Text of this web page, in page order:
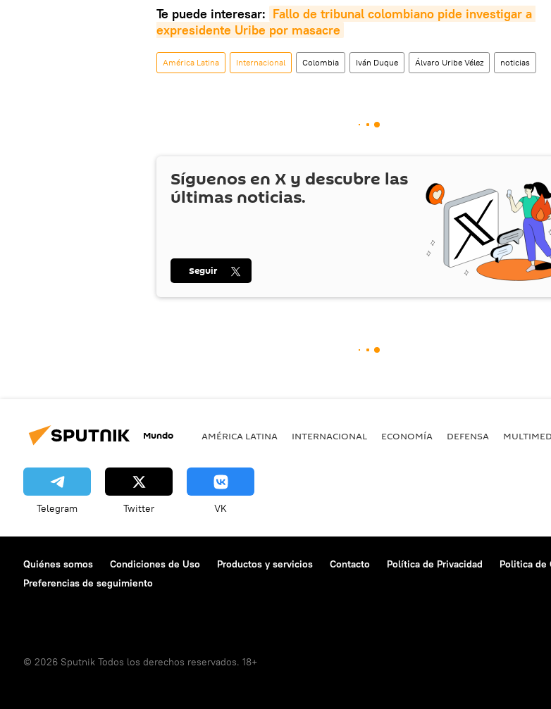
Te puede interesar: Fallo de tribunal colombiano pide investigar a
expresidente Uribe por masacre
América Latina Internacional Colombia Iván Duque Álvaro Uribe Vélez noticias
Síguenos en X y descubre las
últimas noticias.
Seguir
Mundo AMÉRICA LATINA INTERNACIONAL ECONOMÍA DEFENSA
Telegram Twitter VK
Quiénes somos Condiciones de Uso Productos y servicios Contacto Política de Privacidad Politica de
Preferencias de seguimiento
© 2026 Sputnik Todos los derechos reservados. 18+